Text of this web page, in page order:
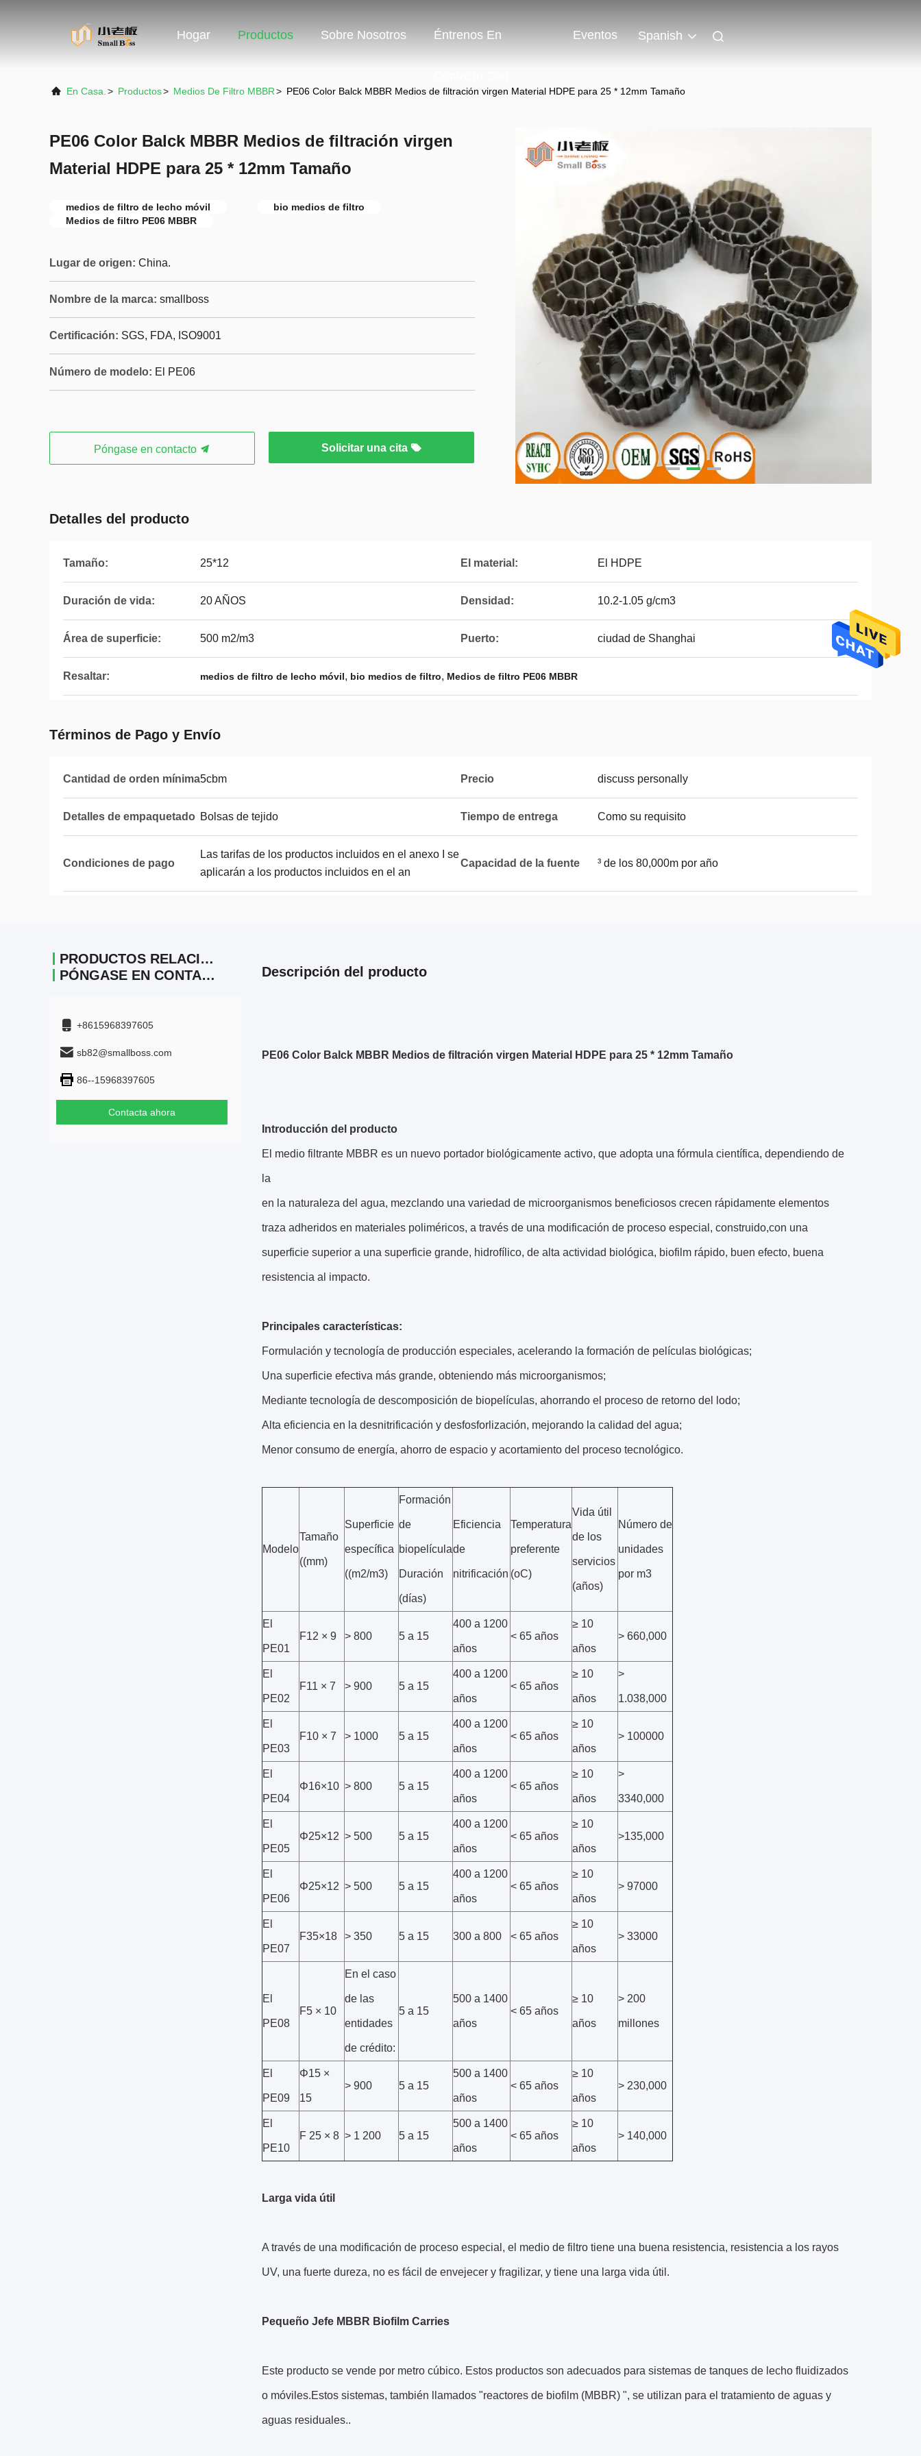
Hogar Productos Sobre Nosotros Éntrenos En Eventos Spanish
En Casa. > Productos> Medios De Filtro MBBR> PE06 Color Balck MBBR Medios de filtración virgen Material HDPE para 25 * 12mm Tamaño
PE06 Color Balck MBBR Medios de filtración virgen
Material HDPE para 25 * 12mm Tamaño
medios de filtro de lecho móvil
bio medios de filtro
Medios de filtro PE06 MBBR
Lugar de origen: China.
Nombre de la marca: smallboss
Certificación: SGS, FDA, ISO9001
Número de modelo: El PE06
Póngase en contacto Solicitar una cita
Detalles del producto
Tamaño: 25*12 El material: El HDPE
Duración de vida: 20 AÑOS Densidad: 10.2-1.05 g/cm3
Área de superficie: 500 m2/m3 Puerto: ciudad de Shanghai
Resaltar: medios de filtro de lecho móvil, bio medios de filtro, Medios de filtro PE06 MBBR
Términos de Pago y Envío
Cantidad de orden mínima5cbm Precio discuss personally
Detalles de empaquetado Bolsas de tejido Tiempo de entrega Como su requisito
Condiciones de pago
Las tarifas de los productos incluidos en el anexo I se
aplicarán a los productos incluidos en el an
Capacidad de la fuente ³ de los 80,000m por año
PRODUCTOS RELACIONADOS
PÓNGASE EN CONTACTO
+8615968397605
sb82@smallboss.com
86--15968397605
Contacta ahora
Descripción del producto
PE06 Color Balck MBBR Medios de filtración virgen Material HDPE para 25 * 12mm Tamaño
Introducción del producto
El medio filtrante MBBR es un nuevo portador biológicamente activo, que adopta una fórmula científica, dependiendo de
la
en la naturaleza del agua, mezclando una variedad de microorganismos beneficiosos crecen rápidamente elementos
traza adheridos en materiales poliméricos, a través de una modificación de proceso especial, construido,con una
superficie superior a una superficie grande, hidrofílico, de alta actividad biológica, biofilm rápido, buen efecto, buena
resistencia al impacto.
Principales características:
Formulación y tecnología de producción especiales, acelerando la formación de películas biológicas;
Una superficie efectiva más grande, obteniendo más microorganismos;
Mediante tecnología de descomposición de biopelículas, ahorrando el proceso de retorno del lodo;
Alta eficiencia en la desnitrificación y desfosforlización, mejorando la calidad del agua;
Menor consumo de energía, ahorro de espacio y acortamiento del proceso tecnológico.
Modelo
Tamaño
((mm)
Superficie
específica
((m2/m3)
Formación
de
biopelícula
Duración
(días)
Eficiencia
de
nitrificación
Temperatura
preferente
(oC)
Vida útil
de los
servicios
(años)
Número de
unidades
por m3
El
PE01
F12 × 9 > 800 5 a 15
400 a 1200
años
< 65 años
≥ 10
años
> 660,000
El
PE02
F11 × 7 > 900 5 a 15
400 a 1200
años
< 65 años
≥ 10
años
>
1.038,000
El
PE03
F10 × 7 > 1000 5 a 15
400 a 1200
años
< 65 años
≥ 10
años
> 100000
El
PE04
Φ16×10 > 800 5 a 15
400 a 1200
años
< 65 años
≥ 10
años
>
3340,000
El
PE05
Φ25×12 > 500 5 a 15
400 a 1200
años
< 65 años
≥ 10
años
>135,000
El
PE06
Φ25×12 > 500 5 a 15
400 a 1200
años
< 65 años
≥ 10
años
> 97000
El
PE07
F35×18 > 350 5 a 15 300 a 800 < 65 años
≥ 10
años
> 33000
El
PE08
F5 × 10
En el caso
de las
entidades
de crédito:
5 a 15
500 a 1400
años
< 65 años
≥ 10
años
> 200
millones
El
PE09
Φ15 ×
15
> 900 5 a 15
500 a 1400
años
< 65 años
≥ 10
años
> 230,000
El
PE10
F 25 × 8 > 1 200 5 a 15
500 a 1400
años
< 65 años
≥ 10
años
> 140,000
Larga vida útil
A través de una modificación de proceso especial, el medio de filtro tiene una buena resistencia, resistencia a los rayos
UV, una fuerte dureza, no es fácil de envejecer y fragilizar, y tiene una larga vida útil.
Pequeño Jefe MBBR Biofilm Carries
Este producto se vende por metro cúbico. Estos productos son adecuados para sistemas de tanques de lecho fluidizados
o móviles.Estos sistemas, también llamados "reactores de biofilm (MBBR) ", se utilizan para el tratamiento de aguas y
aguas residuales..